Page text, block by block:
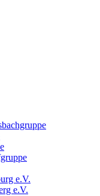
e.V.
e.V.